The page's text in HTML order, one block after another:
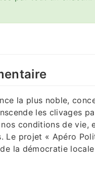
la plus noble,
les clivages
conditions de vie,
Le projet « Apéro
la démocratie